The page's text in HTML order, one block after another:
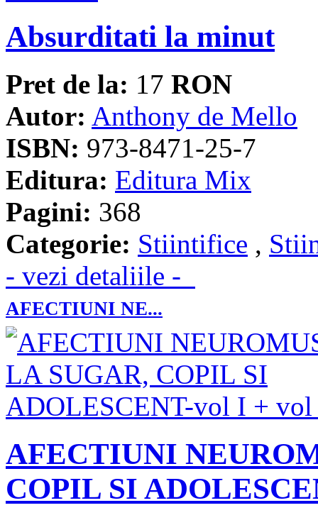
Absurditati la minut
Pret de la: 17 RON
Autor: Anthony de Mello
ISBN: 973-8471-25-7
Editura: Editura Mix
Pagini: 368
Categorie: Stiintifice ,
- vezi detaliile -
AFECTIUNI NE...
AFECTIUNI
COPIL SI